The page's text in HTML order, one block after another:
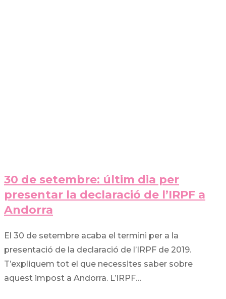
30 de setembre: últim dia per
presentar la declaració de l’IRPF a
Andorra
El 30 de setembre acaba el termini per a la
presentació de la declaració de l’IRPF de 2019.
T’expliquem tot el que necessites saber sobre
aquest impost a Andorra. L’IRPF…